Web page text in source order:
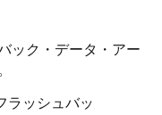
ック・データ・アー
ラッシュバッ